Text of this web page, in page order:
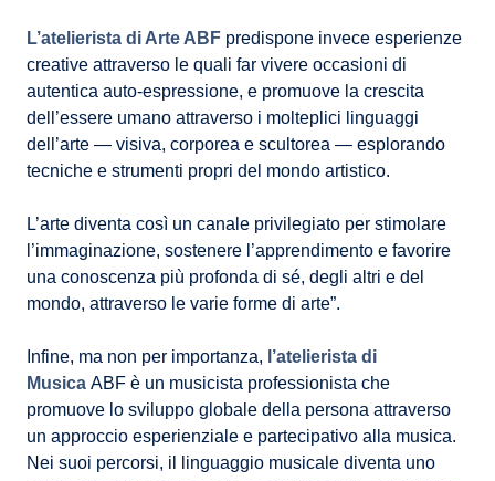
L’atelierista di Arte ABF predispone invece esperienze
creative attraverso le quali far vivere occasioni di
autentica auto-espressione, e promuove la crescita
dell’essere umano attraverso i molteplici linguaggi
dell’arte — visiva, corporea e scultorea — esplorando
tecniche e strumenti propri del mondo artistico.
L’arte diventa così un canale privilegiato per stimolare
l’immaginazione, sostenere l’apprendimento e favorire
una conoscenza più profonda di sé, degli altri e del
mondo, attraverso le varie forme di arte”.
Infine, ma non per importanza, l’atelierista di
Musica ABF è un musicista professionista che
promuove lo sviluppo globale della persona attraverso
un approccio esperienziale e partecipativo alla musica.
Nei suoi percorsi, il linguaggio musicale diventa uno